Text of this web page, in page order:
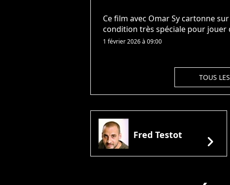
Ce film avec Omar Sy cartonne
condition très spéciale pour jouer
1 février 2026 à 09:00
TOUS
Fred Testot chevron_right